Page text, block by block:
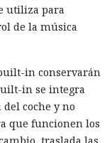
utiliza para
de la música
in conservarán
in se integra
coche y no
que funcionen los